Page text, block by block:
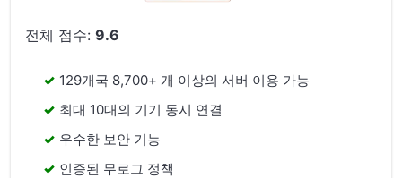
전체 점수:9.6
129개국 8,700+ 개 이상의 서버 이용 가능
최대 10대의 기기 동시 연결
우수한 보안 기능
인증된 무로그 정책